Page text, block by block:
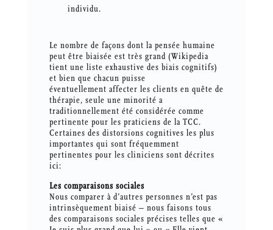
individu.
Le nombre de façons dont la pensée humaine
peut être biaisée est très grand (Wikipedia
tient une liste exhaustive des biais cognitifs)
et bien que chacun puisse
éventuellement affecter les clients en quête de
thérapie, seule une minorité a
traditionnellement été considérée comme
pertinente pour les praticiens de la TCC.
Certaines des distorsions cognitives les plus
importantes qui sont fréquemment
pertinentes pour les cliniciens sont décrites
ici:
Les comparaisons sociales
Nous comparer à d’autres personnes n’est pas
intrinsèquement biaisé – nous faisons tous
des comparaisons sociales précises telles que «